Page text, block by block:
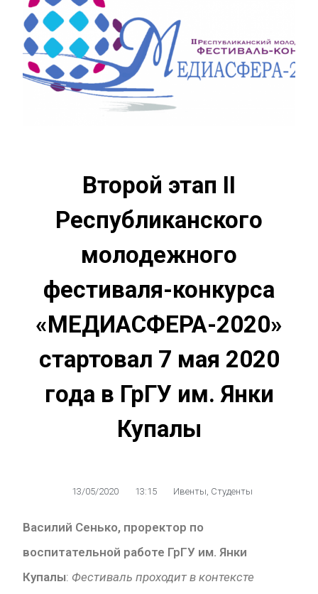
Второй этап II
Республиканского
молодежного
фестиваля-конкурса
«МЕДИАСФЕРА-2020»
стартовал 7 мая 2020
года в ГрГУ им. Янки
Купалы
13/05/2020 13:15 Ивенты, Студенты
Василий Сенько, проректор по
воспитательной работе ГрГУ им. Янки
Купалы: Фестиваль проходит в контексте